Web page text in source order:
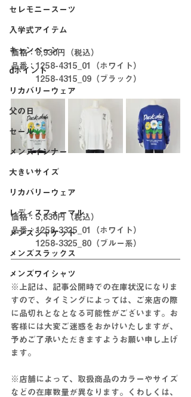
セレモニースーツ
入学式アイテム
キャンペーン
dポイント
リカバリーウェア
父の日
セール
メンズインナー
大きいサイズ
リカバリーウェア
レディスフォーマル
メンズジャケット
メンズスラックス
メンズワイシャツ
価格：6,930円（税込）
品番：1258-4315_01（ホワイト）
1258-4315_09（ブラック）
価格：5,830円（税込）
品番：1258-3325_01（ホワイト）
1258-3325_80（ブルー系）
※上記は、記事公開時での在庫状況になりま
すので、タイミングによっては、ご来店の際
に品切れとなとなる可能性がございます。お
客様には大変ご迷惑をおかけいたしますが、
予めご了承いただきますようお願い申し上げ
ます。
※店舗によって、取扱商品のカラーやサイズ
などの在庫数量が異なります。くわしくは、